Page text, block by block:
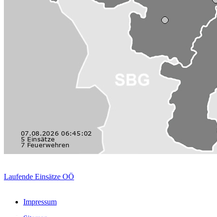
Laufende Einsätze OÖ
Impressum